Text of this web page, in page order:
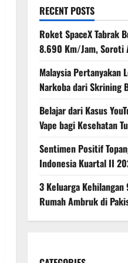
RECENT POSTS
Roket SpaceX Tabrak
8.690 Km/Jam, Soroti
Malaysia Pertanyakan
Narkoba dari Skrining
Belajar dari Kasus
Vape bagi Kesehatan
Sentimen Positif
Indonesia Kuartal II
3 Keluarga
Rumah Ambruk di